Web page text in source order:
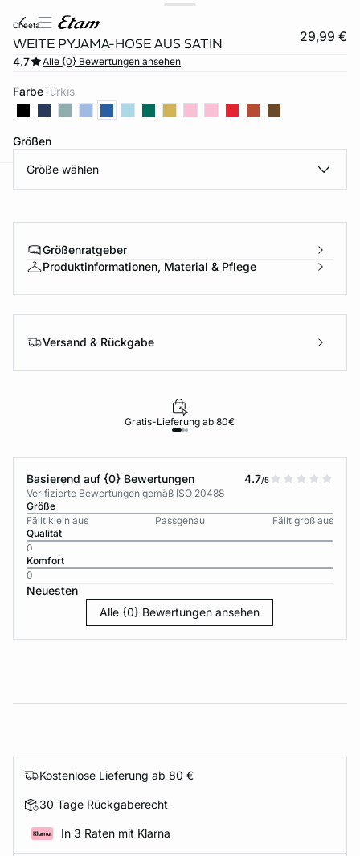
cheeta
WEITE PYJAMA-HOSE AUS SATIN 29,99 €
4.7 Alle {0} Bewertungen ansehen
Farbe türkis
Größen
Größe wählen
Größenratgeber
Produktinformationen, Material & Pflege
Versand & Rückgabe
Gratis-Lieferung ab 80€
Basierend auf {0} Bewertungen 4.7/5
Verifizierte Bewertungen gemäß ISO 20488
Größe
Fällt klein aus
Passgenau
Fällt groß aus
Qualität
0
Komfort
0
Neuesten
Alle {0} Bewertungen ansehen
Kostenlose Lieferung ab 80 €
30 Tage Rückgaberecht
In 3 Raten mit Klarna